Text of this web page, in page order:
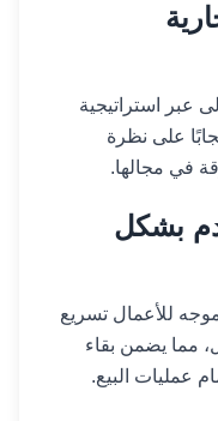
عبر استراتيجية
على نظرة
في مجالها.
بشكل
للأعمال تسريع
مما يضمن بقاء
عمليات البيع.